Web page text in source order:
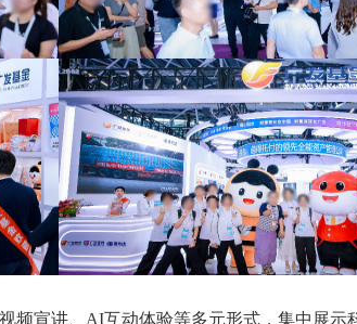
宣讲、AI互动体验等多元形式，集中展示